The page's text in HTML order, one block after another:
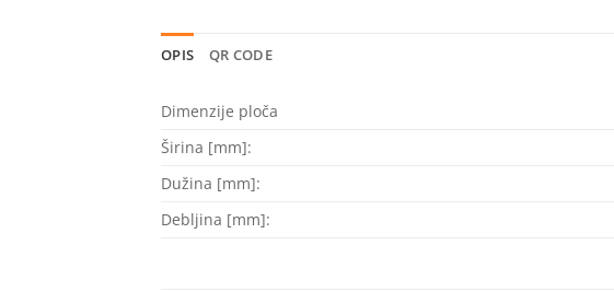
OPIS QR CODE
Dimenzije ploča
Širina [mm]:
Dužina [mm]:
Debljina [mm]: